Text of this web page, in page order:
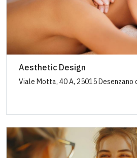
Aesthetic Design
Viale Motta, 40 A, 25015 Desenzano